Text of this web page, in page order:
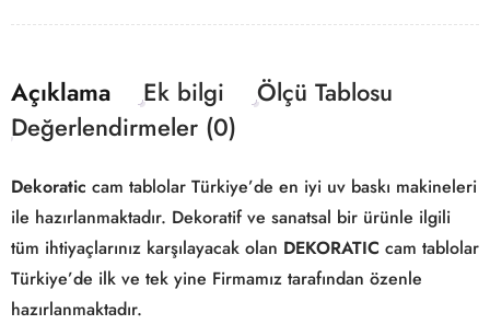
Açıklama Ek bilgi
Ölçü Tablosu
Değerlendirmeler (0)
Dekoratic cam tablolar Türkiye’de en iyi uv baskı makineleri
ile hazırlanmaktadır. Dekoratif ve sanatsal bir ürünle ilgili
tüm ihtiyaçlarınız karşılayacak olan DEKORATIC cam tablolar
Türkiye’de ilk ve tek yine Firmamız tarafından özenle
hazırlanmaktadır.